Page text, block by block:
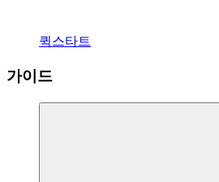
퀵스타트
가이드